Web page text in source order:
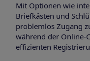
Mit Optionen wie
Briefkästen und
problemlos Zugang
während der Online-
effizienten